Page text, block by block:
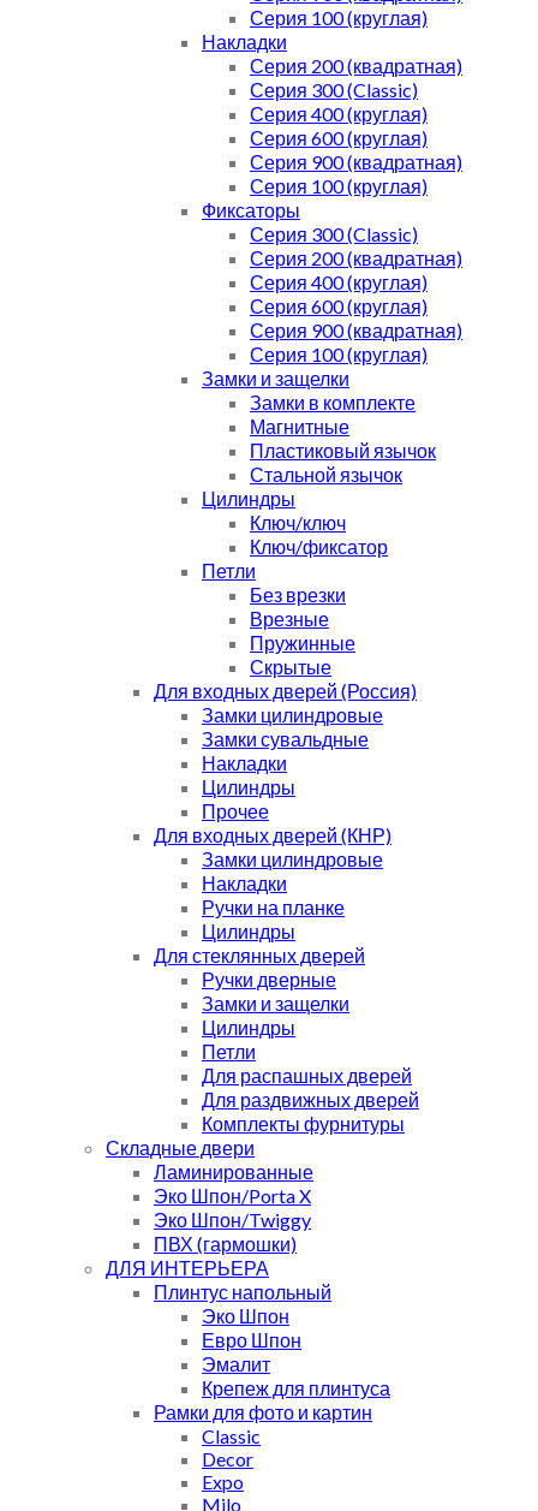
Серия 100 (круглая)
Накладки
Серия 200 (квадратная)
Серия 300 (Classic)
Серия 400 (круглая)
Серия 600 (круглая)
Серия 900 (квадратная)
Серия 100 (круглая)
Фиксаторы
Серия 300 (Classic)
Серия 200 (квадратная)
Серия 400 (круглая)
Серия 600 (круглая)
Серия 900 (квадратная)
Серия 100 (круглая)
Замки и защелки
Замки в комплекте
Магнитные
Пластиковый язычок
Стальной язычок
Цилиндры
Ключ/ключ
Ключ/фиксатор
Петли
Без врезки
Врезные
Пружинные
Скрытые
Для входных дверей (Россия)
Замки цилиндровые
Замки сувальдные
Накладки
Цилиндры
Прочее
Для входных дверей (КНР)
Замки цилиндровые
Накладки
Ручки на планке
Цилиндры
Для стеклянных дверей
Ручки дверные
Замки и защелки
Цилиндры
Петли
Для распашных дверей
Для раздвижных дверей
Комплекты фурнитуры
Складные двери
Ламинированные
Эко Шпон/Porta X
Эко Шпон/Twiggy
ПВХ (гармошки)
ДЛЯ ИНТЕРЬЕРА
Плинтус напольный
Эко Шпон
Евро Шпон
Эмалит
Крепеж для плинтуса
Рамки для фото и картин
Classic
Decor
Expo
Milo